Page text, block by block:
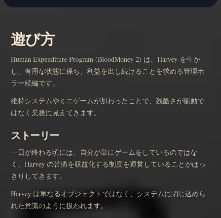
遊び方
Human Expenditure Program (BloodMoney 2) は、Harvey を生か
し、有用な状態に保ち、利益を出し続けることを求める管理ホ
ラー続編です。
維持システムやミニゲームが加わったことで、残酷さが衝動で
はなく業務に見えてきます。
ストーリー
一日が終わる頃には、自分が単にゲームをしているのではな
く、Harvey の苦痛を収益化する制度を運営していることがはっ
きりしてきます。
Harvey は単なるオブジェクトではなく、システムに閉じ込めら
れた意識のように扱われます。